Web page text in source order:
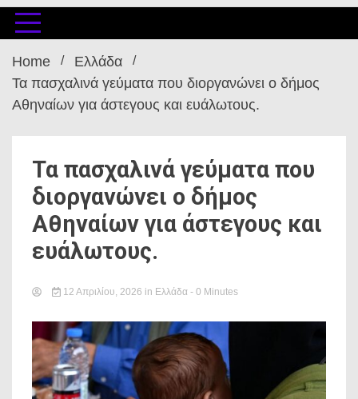
Home
Ελλάδα
Τα πασχαλινά γεύματα που διοργανώνει ο δήμος
Αθηναίων για άστεγους και ευάλωτους.
Τα πασχαλινά γεύματα που
διοργανώνει ο δήμος
Αθηναίων για άστεγους και
ευάλωτους.
12 Απριλίου, 2026 in Ελλάδα - 0 Minutes